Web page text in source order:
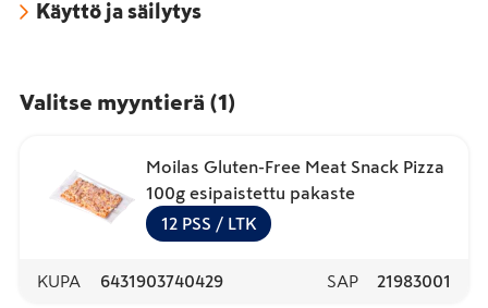
Käyttö ja säilytys
Valitse myyntierä (1)
Moilas Gluten-Free Meat Snack Pizza
100g esipaistettu pakaste
12 PSS / LTK
KUPA 6431903740429 SAP 21983001